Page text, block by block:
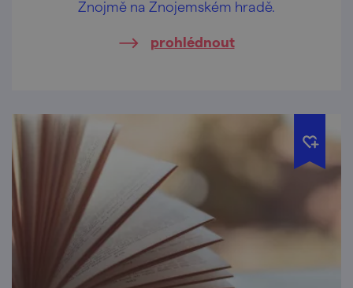
Znojmě na Znojemském hradě.
prohlédnout